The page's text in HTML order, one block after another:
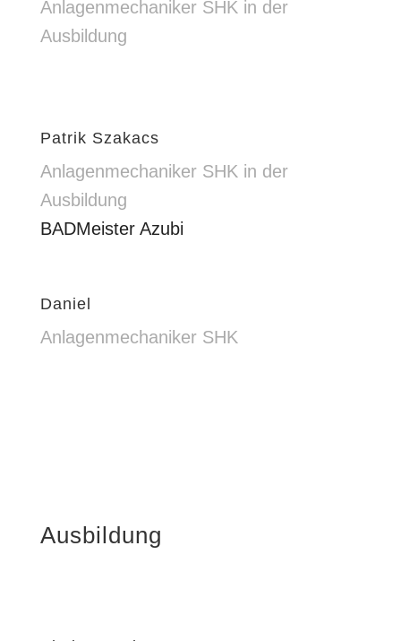
Anlagenmechaniker SHK in der
Ausbildung
Patrik Szakacs
Anlagenmechaniker SHK in der
Ausbildung
BADMeister Azubi
Daniel
Anlagenmechaniker SHK
Ausbildung